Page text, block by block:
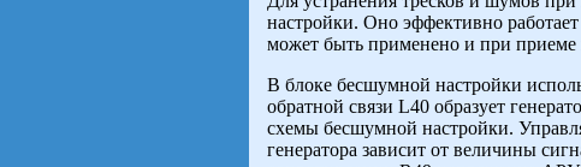
настройки. Оно эффективно
может быть применено и при приеме
В блоке бесшумной настройки
обратной связи L40 образует
схемы бесшумной настройки.
генератора зависит от величины